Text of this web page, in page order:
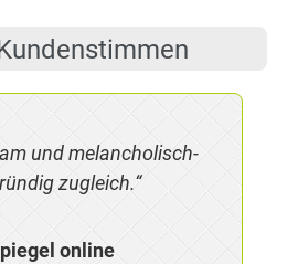
und me­lan­cho­lisch-
zugleich.“
online